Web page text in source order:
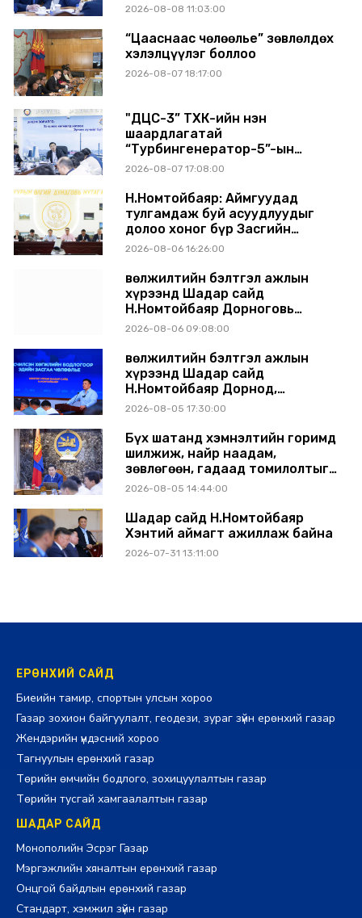
хүсэлт тавилаа
2026-08-08 11:03:00
“Цааснаас чөлөөлье” зөвлөлдөх
хэлэлцүүлэг боллоо
2026-08-07 18:17:00
"ДЦС-3” ТӨХК-ийн нэн
шаардлагатай
“Турбингенератор-5”-ын
шинэчлэлийн төсвийг
2026-08-07 17:08:00
Н.Номтойбаяр: Аймгуудад
тулгамдаж буй асуудлуудыг
долоо хоног бүр Засгийн
газрын хуралдаанд
2026-08-06 16:26:00
Өвөлжилтийн бэлтгэл ажлын
хүрээнд Шадар сайд
Н.Номтойбаяр Дорноговь
аймагт ажиллав
2026-08-06 09:08:00
Өвөлжилтийн бэлтгэл ажлын
хүрээнд Шадар сайд
Н.Номтойбаяр Дорнод,
Сүхбаатар аймагт ажиллав
2026-08-05 17:30:00
Бүх шатанд хэмнэлтийн горимд
шилжиж, найр наадам,
зөвлөгөөн, гадаад томилолтыг
хориглолоо
2026-08-05 14:44:00
Шадар сайд Н.Номтойбаяр
Хэнтий аймагт ажиллаж байна
2026-07-31 13:11:00
ЕРӨНХИЙ САЙД
Биеийн тамир, спортын улсын хороо
Газар зохион байгуулалт, геодези, зураг зүйн ерөнхий газар
Жендэрийн үндэсний хороо
Тагнуулын ерөнхий газар
Төрийн өмчийн бодлого, зохицуулалтын газар
Төрийн тусгай хамгаалалтын газар
ШАДАР САЙД
Монополийн Эсрэг Газар
Мэргэжлийн хяналтын ерөнхий газар
Онцгой байдлын ерөнхий газар
Стандарт, хэмжил зүйн газар